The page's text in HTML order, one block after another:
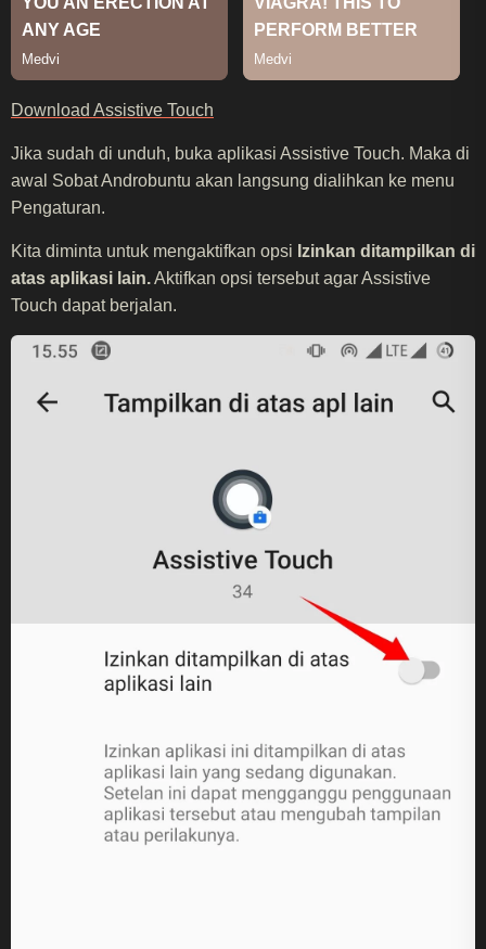
Download Assistive Touch
Jika sudah di unduh, buka aplikasi Assistive Touch. Maka di
awal Sobat Androbuntu akan langsung dialihkan ke menu
Pengaturan.
Kita diminta untuk mengaktifkan opsi Izinkan ditampilkan di
atas aplikasi lain.Aktifkan opsi tersebut agar Assistive
Touch dapat berjalan.